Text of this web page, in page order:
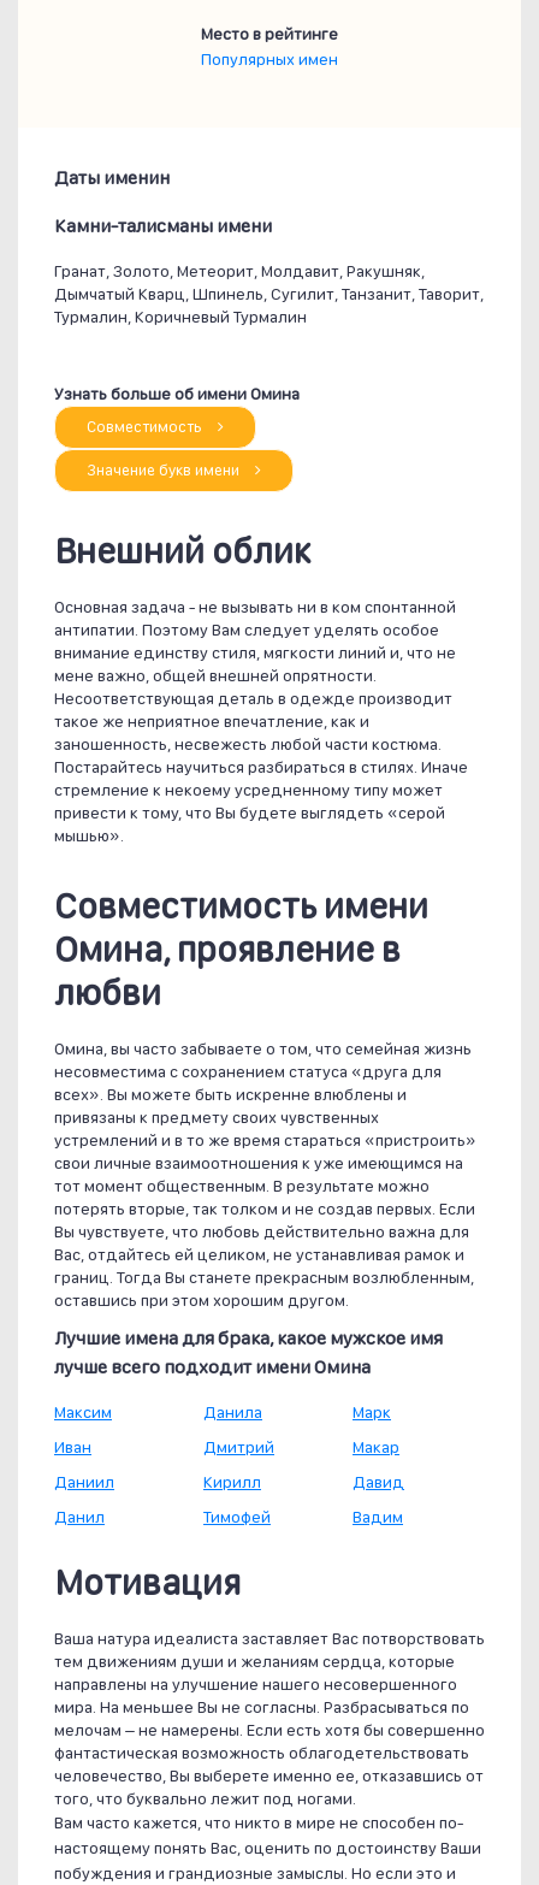
Место в рейтинге
Популярных имен
Даты именин
Камни-талисманы имени
Гранат, Золото, Метеорит, Молдавит, Ракушняк,
Дымчатый Кварц, Шпинель, Сугилит, Танзанит, Таворит,
Турмалин, Коричневый Турмалин
Узнать больше об имени Омина
Совместимость
Значение букв имени
Внешний облик
Основная задача - не вызывать ни в ком спонтанной
антипатии. Поэтому Вам следует уделять особое
внимание единству стиля, мягкости линий и, что не
мене важно, общей внешней опрятности.
Несоответствующая деталь в одежде производит
такое же неприятное впечатление, как и
заношенность, несвежесть любой части костюма.
Постарайтесь научиться разбираться в стилях. Иначе
стремление к некоему усредненному типу может
привести к тому, что Вы будете выглядеть «серой
мышью».
Совместимость имени
Омина, проявление в
любви
Омина, вы часто забываете о том, что семейная жизнь
несовместима с сохранением статуса «друга для
всех». Вы можете быть искренне влюблены и
привязаны к предмету своих чувственных
устремлений и в то же время стараться «пристроить»
свои личные взаимоотношения к уже имеющимся на
тот момент общественным. В результате можно
потерять вторые, так толком и не создав первых. Если
Вы чувствуете, что любовь действительно важна для
Вас, отдайтесь ей целиком, не устанавливая рамок и
границ. Тогда Вы станете прекрасным возлюбленным,
оставшись при этом хорошим другом.
Лучшие имена для брака, какое мужское имя
лучше всего подходит имени Омина
Максим
Иван
Даниил
Данил
Данила
Дмитрий
Кирилл
Тимофей
Марк
Макар
Давид
Вадим
Мотивация
Ваша натура идеалиста заставляет Вас потворствовать
тем движениям души и желаниям сердца, которые
направлены на улучшение нашего несовершенного
мира. На меньшее Вы не согласны. Разбрасываться по
мелочам – не намерены. Если есть хотя бы совершенно
фантастическая возможность облагодетельствовать
человечество, Вы выберете именно ее, отказавшись от
того, что буквально лежит под ногами.
Вам часто кажется, что никто в мире не способен по-
настоящему понять Вас, оценить по достоинству Ваши
побуждения и грандиозные замыслы. Но если это и